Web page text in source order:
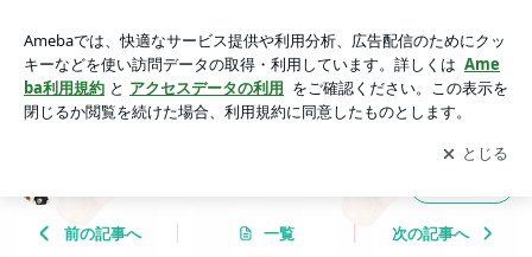
アプリをダウンロードして ブログの更新通知
を受け取りまし
ょう。
開く
前の記事へ 一覧 次の記事へ